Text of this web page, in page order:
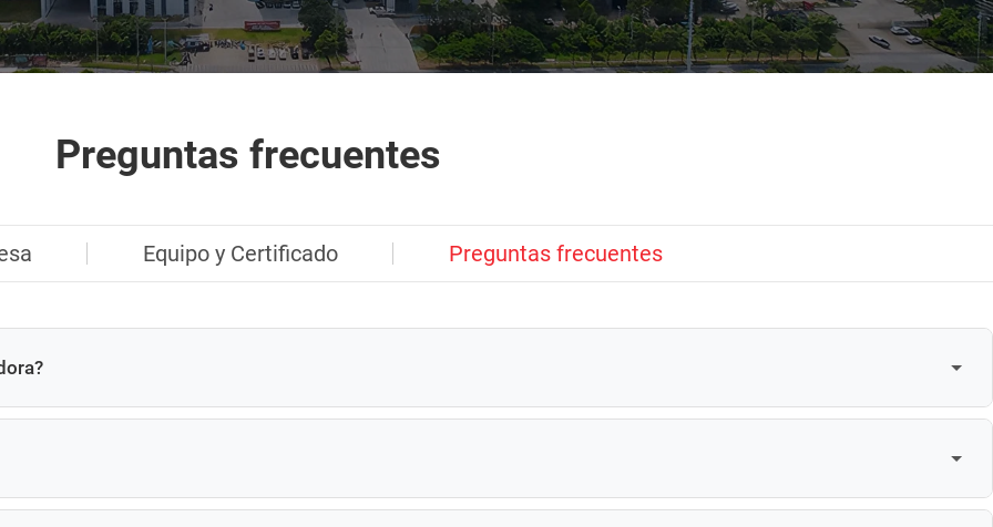
Preguntas frecuentes
Equipo y Certificado Preguntas frecuentes
soldadas, tuercas cuadradas, tuercas redondas y tuercas especiales personalizadas.